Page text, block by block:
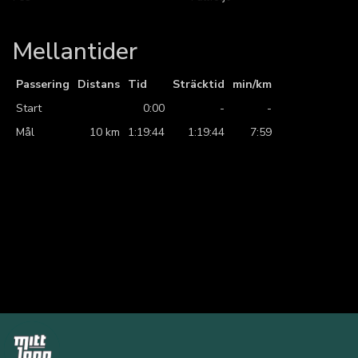
Mellantider
Passering Distans Tid Sträcktid
min/km
Start
0:00 -
-
Mål
10 km 1:19:44 1:19:44 7:59